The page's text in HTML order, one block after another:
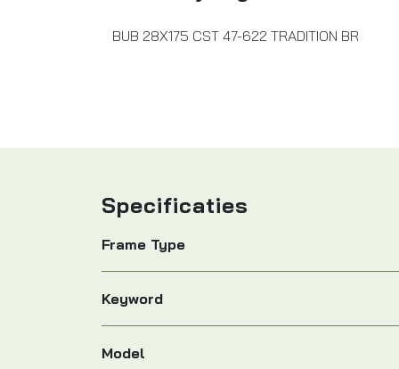
BUB 28X175 CST 47-622 TRADITION BR
Specificaties
Frame Type
Keyword
Model